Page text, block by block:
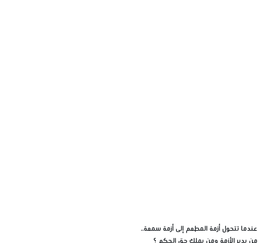
عندما تتحول أزمة المطعم إلى أزمة سمعة..
من يدير الأزمة ومن يملك حق الحكم ؟